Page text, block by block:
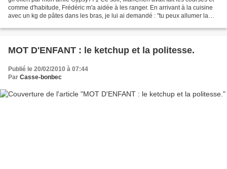
comme d'habitude, Frédéric m'a aidée à les ranger. En arrivant à la cuisine
avec un kg de pâtes dans les bras, je lui ai demandé : "tu peux allumer la
MOT D'ENFANT : le ketchup et la politesse.
Publié le 20/02/2010 à 07:44
Par Casse-bonbec